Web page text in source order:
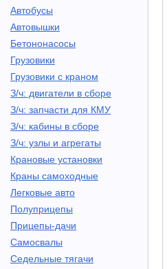
Автобусы
Автовышки
Бетононасосы
Грузовики
Грузовики с краном
З/ч: двигатели в сборе
З/ч: запчасти для КМУ
З/ч: кабины в сборе
З/ч: узлы и агрегаты
Крановые установки
Краны самоходные
Легковые авто
Полуприцепы
Прицепы-дачи
Самосвалы
Седельные тягачи